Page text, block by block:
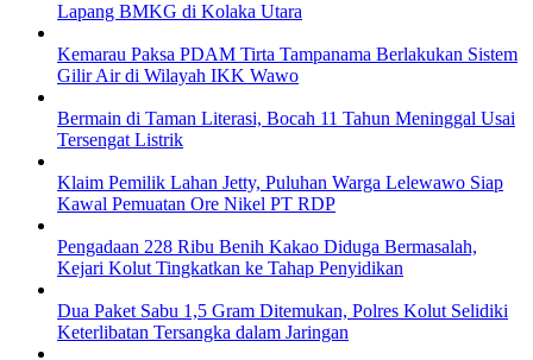
Lapang BMKG di Kolaka Utara
Kemarau Paksa PDAM Tirta Tampanama Berlakukan Sistem
Gilir Air di Wilayah IKK Wawo
Bermain di Taman Literasi, Bocah 11 Tahun Meninggal Usai
Tersengat Listrik
Klaim Pemilik Lahan Jetty, Puluhan Warga Lelewawo Siap
Kawal Pemuatan Ore Nikel PT RDP
Pengadaan 228 Ribu Benih Kakao Diduga Bermasalah,
Kejari Kolut Tingkatkan ke Tahap Penyidikan
Dua Paket Sabu 1,5 Gram Ditemukan, Polres Kolut Selidiki
Keterlibatan Tersangka dalam Jaringan